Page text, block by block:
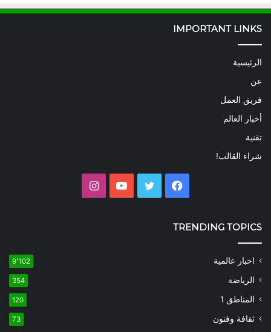
IMPORTANT LINKS
الرئيسية
عن
فريق العمل
أخبار العالم
تقنية
شراء القالب!
فيسبوك تويتر يوتيوب
TRENDING TOPICS
اخبار عالمية 9٬102
الرياضة 354
المناطق 1 120
ثقافة وفنون 73